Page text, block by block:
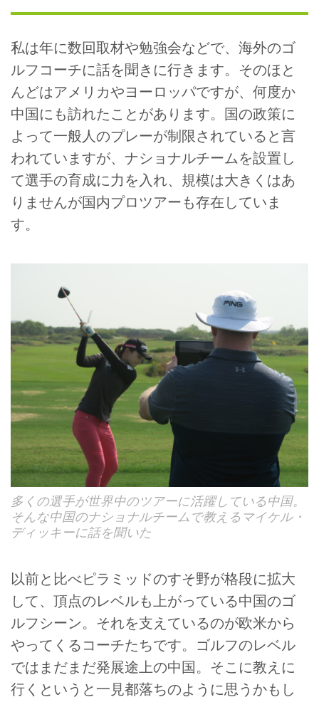
私は年に数回取材や勉強会などで、海外のゴ
ルフコーチに話を聞きに行きます。そのほと
んどはアメリカやヨーロッパですが、何度か
中国にも訪れたことがあります。国の政策に
よって一般人のプレーが制限されていると言
われていますが、ナショナルチームを設置し
て選手の育成に力を入れ、規模は大きくはあ
りませんが国内プロツアーも存在していま
す。
多くの選手が世界中のツアーに活躍している中国。
そんな中国のナショナルチームで教えるマイケル・
ディッキーに話を聞いた
以前と比べピラミッドのすそ野が格段に拡大
して、頂点のレベルも上がっている中国のゴ
ルフシーン。それを支えているのが欧米から
やってくるコーチたちです。ゴルフのレベル
ではまだまだ発展途上の中国。そこに教えに
行くというと一見都落ちのように思うかもし